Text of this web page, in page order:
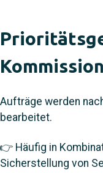
Aufträge werden
bearbeitet.
👉 Häufig in
Sicherstellung von